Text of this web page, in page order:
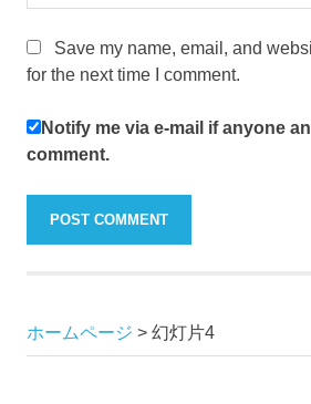
Save my name, email, and
for the next time I comment.
Notify me via e-mail if anyone
comment.
ホームページ > 幻灯片4